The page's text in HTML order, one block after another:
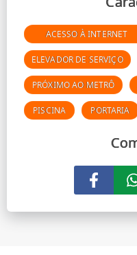
ACESSO À INTERNET
ELEVADOR DE SERVIÇO
PRÓXIMO AO METRÔ
PISCINA PORTARIA